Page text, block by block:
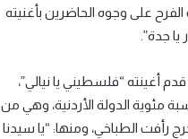
على وجوه الحاضرين بأغنيته
يا جدة”.
أغينته “فلسطيني يا نيالي”،
مئوية الدولة الأردنية، وهي من
رأفت الطباخي، ومنها: “يا سيدنا